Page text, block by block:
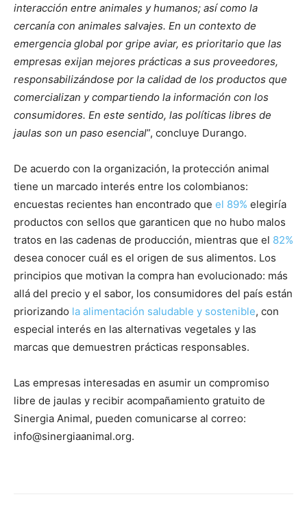
interacción entre animales y humanos; así como la
cercanía con animales salvajes. En un contexto de
emergencia global por gripe aviar, es prioritario que las
empresas exijan mejores prácticas a sus proveedores,
responsabilizándose por la calidad de los productos que
comercializan y compartiendo la información con los
consumidores. En este sentido, las políticas libres de
jaulas son un paso esencial”, concluye Durango.
De acuerdo con la organización, la protección animal
tiene un marcado interés entre los colombianos:
encuestas recientes han encontrado que el 89% elegiría
productos con sellos que garanticen que no hubo malos
tratos en las cadenas de producción, mientras que el 82%
desea conocer cuál es el origen de sus alimentos. Los
principios que motivan la compra han evolucionado: más
allá del precio y el sabor, los consumidores del país están
priorizando la alimentación saludable y sostenible, con
especial interés en las alternativas vegetales y las
marcas que demuestren prácticas responsables.
Las empresas interesadas en asumir un compromiso
libre de jaulas y recibir acompañamiento gratuito de
Sinergia Animal, pueden comunicarse al correo:
info@sinergiaanimal.org.